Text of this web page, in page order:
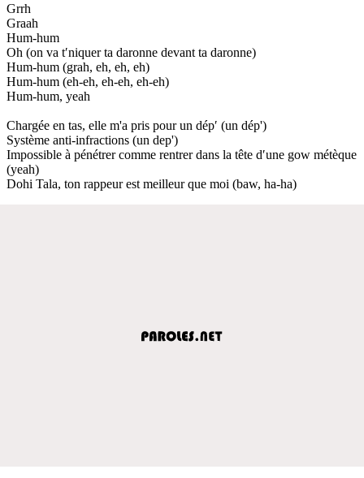
Grrh
Graah
Hum-hum
Oh (on va t′niquer ta daronne devant ta daronne)
Hum-hum (grah, eh, eh, eh)
Hum-hum (eh-eh, eh-eh, eh-eh)
Hum-hum, yeah
Chargée en tas, elle m'a pris pour un dép′ (un dép')
Système anti-infractions (un dep')
Impossible à pénétrer comme rentrer dans la tête d′une gow métèque
(yeah)
Dohi Tala, ton rappeur est meilleur que moi (baw, ha-ha)